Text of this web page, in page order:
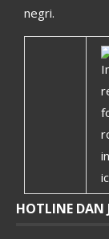
negri.
HOTLINE DAN